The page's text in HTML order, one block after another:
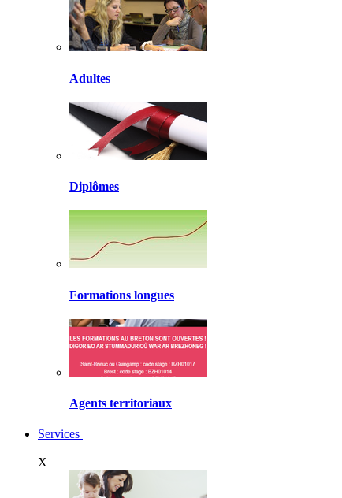
Adultes
Diplômes
Formations longues
Agents territoriaux
Services
X